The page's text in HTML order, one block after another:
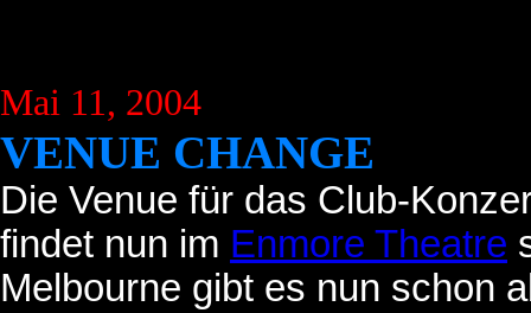
Mai 11, 2004
VENUE CHANGE
Die Venue für das Club-
findet nun im Enmore Theatre
Melbourne gibt es nun schon